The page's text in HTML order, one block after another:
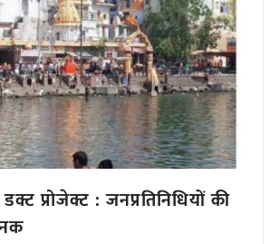
प्रोजेक्ट : जनप्रतिनिधियों की